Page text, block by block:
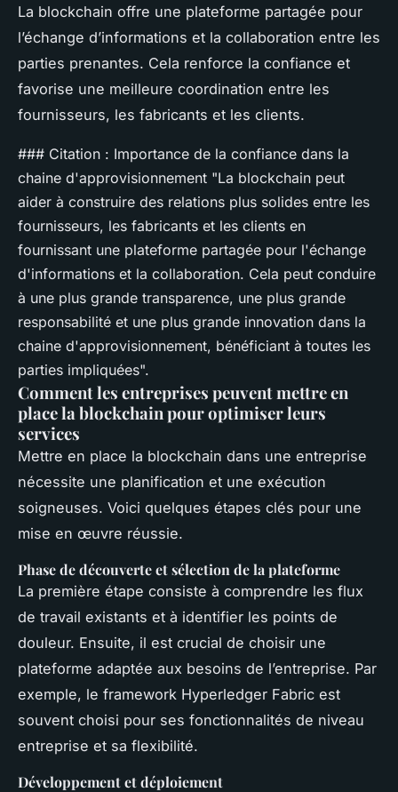
La blockchain offre une plateforme partagée pour
l’échange d’informations et la collaboration entre les
parties prenantes. Cela renforce la confiance et
favorise une meilleure coordination entre les
fournisseurs, les fabricants et les clients.
### Citation : Importance de la confiance dans la
chaine d'approvisionnement "La blockchain peut
aider à construire des relations plus solides entre les
fournisseurs, les fabricants et les clients en
fournissant une plateforme partagée pour l'échange
d'informations et la collaboration. Cela peut conduire
à une plus grande transparence, une plus grande
responsabilité et une plus grande innovation dans la
chaine d'approvisionnement, bénéficiant à toutes les
parties impliquées".
Comment les entreprises peuvent mettre en
place la blockchain pour optimiser leurs
services
Mettre en place la blockchain dans une entreprise
nécessite une planification et une exécution
soigneuses. Voici quelques étapes clés pour une
mise en œuvre réussie.
Phase de découverte et sélection de la plateforme
La première étape consiste à comprendre les flux
de travail existants et à identifier les points de
douleur. Ensuite, il est crucial de choisir une
plateforme adaptée aux besoins de l’entreprise. Par
exemple, le framework Hyperledger Fabric est
souvent choisi pour ses fonctionnalités de niveau
entreprise et sa flexibilité.
Développement et déploiement